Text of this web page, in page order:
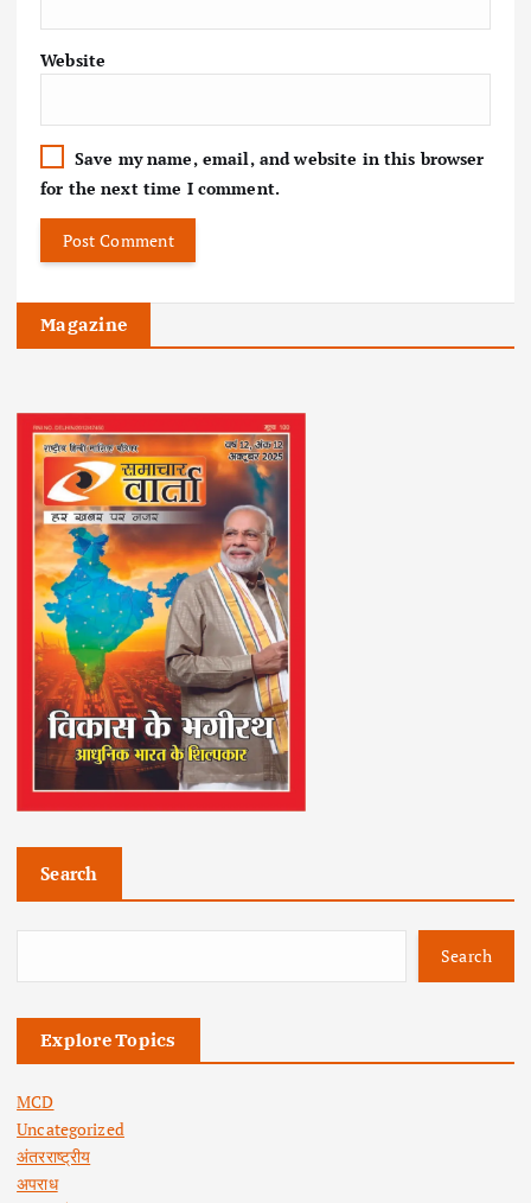
Website
Save my name, email, and website in this browser
for the next time I comment.
Magazine
Search
Search
Explore Topics
MCD
Uncategorized
अंतरराष्ट्रीय
अपराध